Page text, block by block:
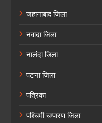
जहानाबाद जिला
नवादा जिला
नालंदा जिला
पटना जिला
पत्रिका
पश्चिमी चम्पारण जिला